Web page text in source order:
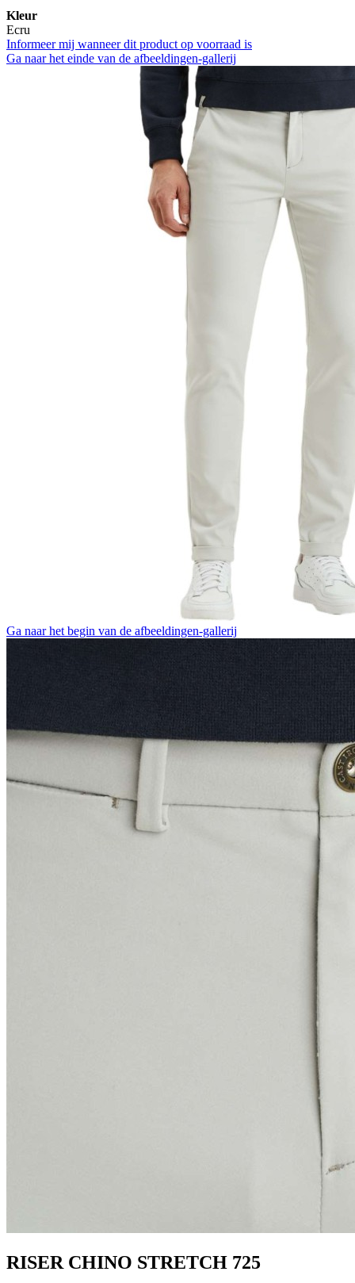
Kleur
Ecru
Informeer mij wanneer dit product op voorraad is
Ga naar het einde van de afbeeldingen-gallerij
Ga naar het begin van de afbeeldingen-gallerij
RISER CHINO STRETCH 725